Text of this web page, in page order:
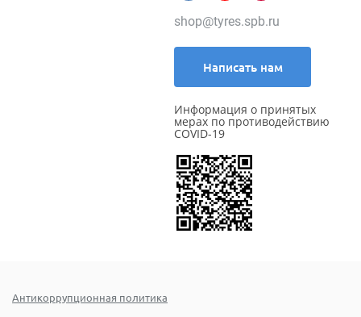
shop@tyres.spb.ru
Написать нам
Информация о принятых
мерах по противодействию
COVID-19
Антикоррупционная политика